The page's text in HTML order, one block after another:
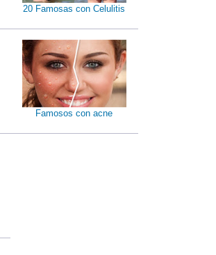
20 Famosas con Celulitis
Famosos con acne